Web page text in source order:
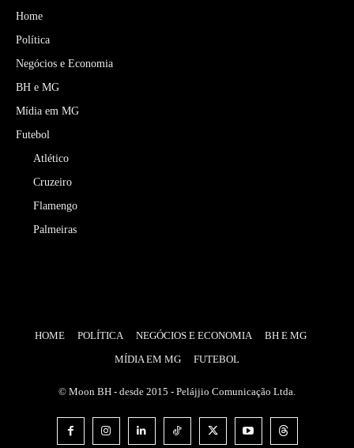
Home
Política
Negócios e Economia
BH e MG
Mídia em MG
Futebol
Atlético
Cruzeiro
Flamengo
Palmeiras
HOME POLÍTICA NEGÓCIOS E ECONOMIA
BH E MG
MÍDIA EM MG
FUTEBOL
© Moon BH - desde 2015 - Pelájjio Comunicação Ltda.